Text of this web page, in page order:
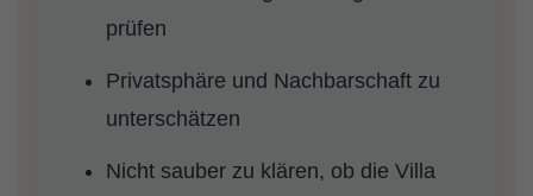
prüfen
Privatsphäre und Nachbarschaft zu
unterschätzen
Nicht sauber zu klären, ob die Villa